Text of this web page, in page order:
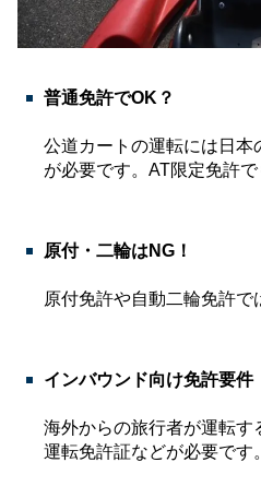
普通免許でOK？
公道カートの運転には日本
が必要です。AT限定免許で
原付・二輪はNG！
原付免許や自動二輪免許で
インバウンド向け免許要件
海外からの旅行者が運転
運転免許証などが必要です。